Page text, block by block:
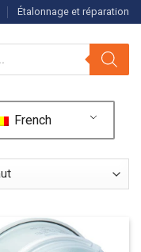
Étalonnage et réparation
French